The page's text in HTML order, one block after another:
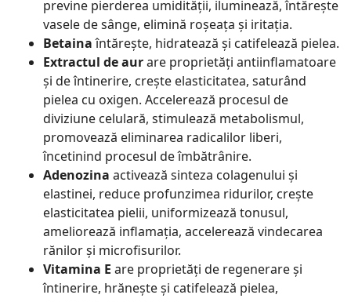
previne pierderea umidității, iluminează, întărește
vasele de sânge, elimină roșeața și iritația.
Betainaîntărește, hidratează și catifelează pielea.
Extractul de aurare proprietăți antiinflamatoare
și de întinerire, crește elasticitatea, saturând
pielea cu oxigen. Accelerează procesul de
diviziune celulară, stimulează metabolismul,
promovează eliminarea radicalilor liberi,
încetinind procesul de îmbătrânire.
Adenozina activează sinteza colagenului și
elastinei, reduce profunzimea ridurilor, crește
elasticitatea pielii, uniformizează tonusul,
ameliorează inflamația, accelerează vindecarea
rănilor și microfisurilor.
Vitamina E are proprietăți de regenerare și
întinerire, hrănește și catifelează pielea,